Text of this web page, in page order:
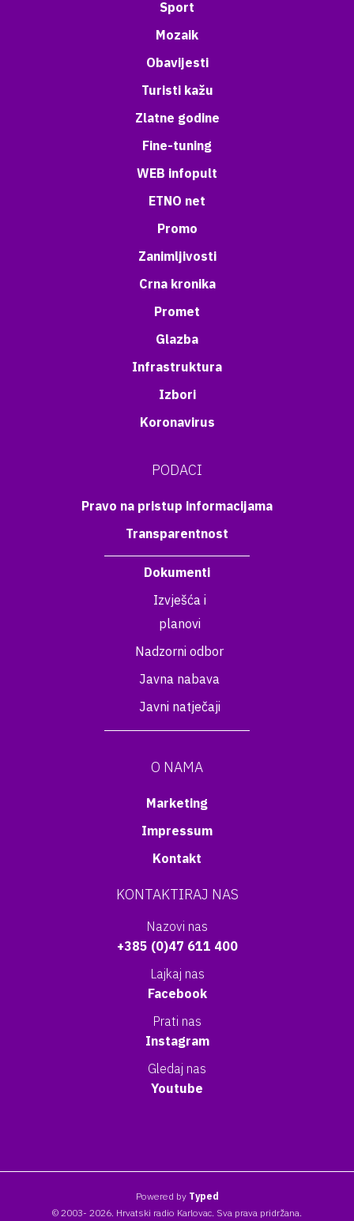
Sport
Mozaik
Obavijesti
Turisti kažu
Zlatne godine
Fine-tuning
WEB infopult
ETNO net
Promo
Zanimljivosti
Crna kronika
Promet
Glazba
Infrastruktura
Izbori
Koronavirus
PODACI
Pravo na pristup informacijama
Transparentnost
Dokumenti
Izvješća i
planovi
Nadzorni odbor
Javna nabava
Javni natječaji
O NAMA
Marketing
Impressum
Kontakt
KONTAKTIRAJ NAS
Nazovi nas
+385 (0)47 611 400
Lajkaj nas
Facebook
Prati nas
Instagram
Gledaj nas
Youtube
Powered by Typed
© 2003- 2026. Hrvatski radio Karlovac. Sva prava pridržana.